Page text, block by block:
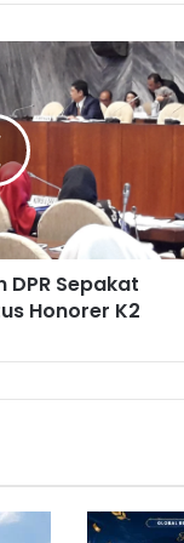
DPR Sepakat
Honorer K2